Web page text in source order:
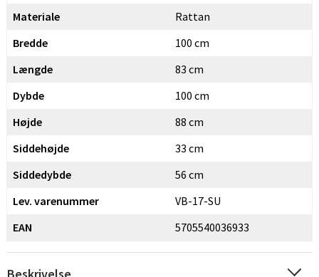
Danmark
Suomi
Materiale
Rattan
Bredde
100 cm
Længde
83 cm
Dybde
100 cm
Højde
88 cm
Siddehøjde
33 cm
Siddedybde
56 cm
Lev. varenummer
VB-17-SU
EAN
5705540036933